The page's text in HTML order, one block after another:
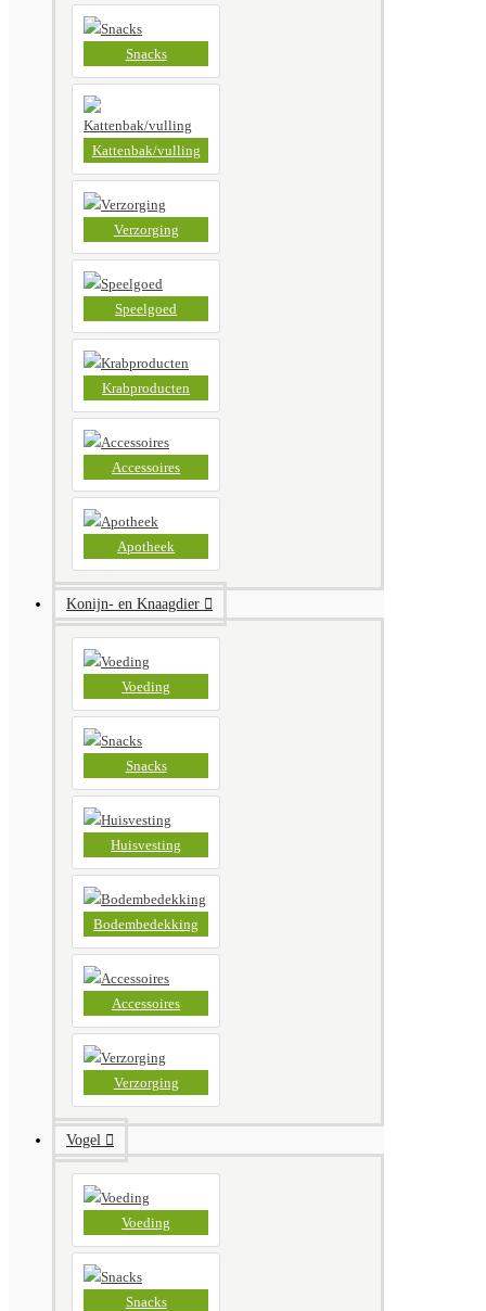
Snacks
Kattenbak/vulling
Verzorging
Speelgoed
Krabproducten
Accessoires
Apotheek
Konijn- en Knaagdier
Voeding
Snacks
Huisvesting
Bodembedekking
Accessoires
Verzorging
Vogel
Voeding
Snacks